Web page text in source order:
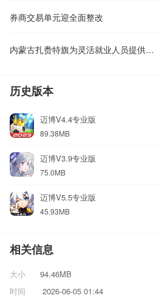
券商交易单元迎全面整改
内蒙古扎赉特旗为灵活就业人员提供规范用工平台
历史版本
迈博V4.4专业版
89.38MB
迈博V3.9专业版
75.0MB
迈博V5.5专业版
45.93MB
相关信息
大小
94.46MB
时间
2026-06-05 01:44